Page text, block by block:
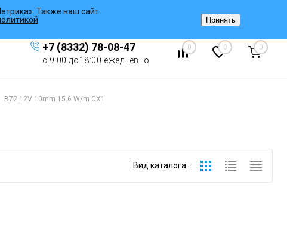
Регистрация
+7 (8332) 78-08-47
с 9:00 до18:00 ежедневно
0 0 0
B72 12V 10mm 15.6 W/m CX1
Вид каталога:
Также наш сайт
Принять